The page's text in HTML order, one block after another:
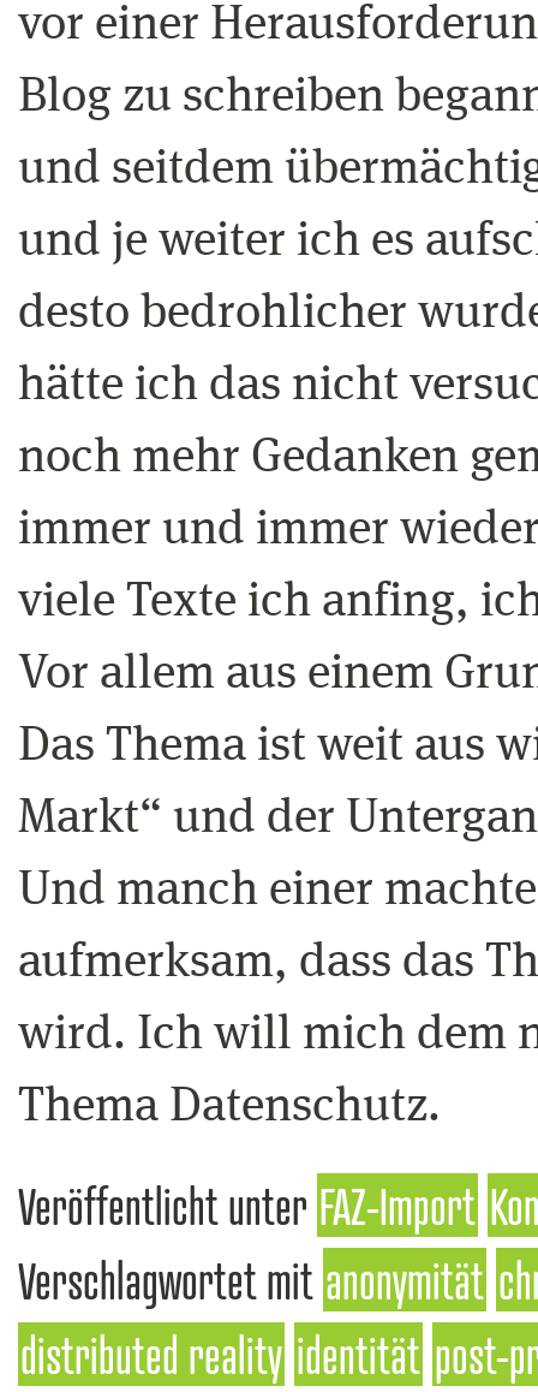
vor einer
Blog zu schreiben
und seitdem
und je weiter ich es
desto bedrohlicher
hätte ich das nicht
noch mehr Gedanken
immer und immer
viele Texte ich anfing,
Vor allem aus einem
Das Thema ist weit aus
Markt“ und der
Und manch einer
aufmerksam, dass das
wird. Ich will mich dem
Thema Datenschutz.
Veröffentlicht unter FAZ-Import
Verschlagwortet mit anonymität
distributed reality identität post-